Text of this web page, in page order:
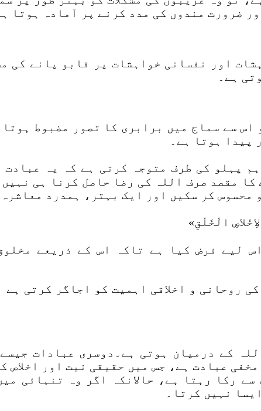
ضرورت مندوں کی مدد کرنے پر آمادہ ہوتا
اور نفسانی خواہشات پر قابو پانے کی
ہے۔
سے سماج میں برابری کا تصور مضبوط
پیدا ہوتا ہے۔
پہلو کی طرف متوجہ کرتی ہے کہ یہ عبادت
مقصد صرف اللہ کی رضا حاصل کرنا ہی
کر سکیں اور ایک بہتر، ہمدرد
لیے فرض کیا ہے تاکہ اس کے ذریعے
روحانی و اخلاقی اہمیت کو اجاگر کرتی
کے درمیان ہوتی ہے۔دوسری عبادات
عبادت ہے، جس میں حقیقی نیت اور اخلاص
رکا رہتا ہے، حالانکہ اگر وہ تنہائی
نہیں کرتا۔